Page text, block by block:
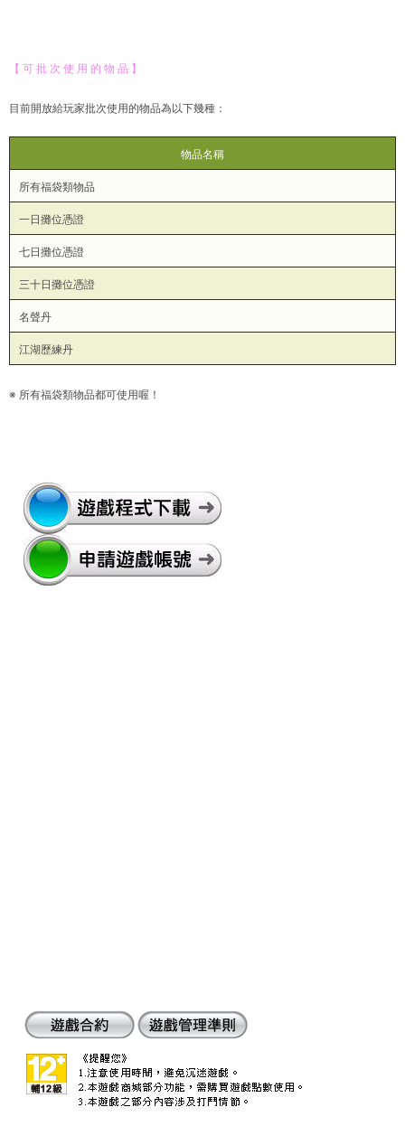
【 可 批 次 使 用 的 物 品 】
目前開放給玩家批次使用的物品為以下幾種：
物品名稱
所有福袋類物品
一日攤位憑證
七日攤位憑證
三十日攤位憑證
名聲丹
江湖歷練丹
※ 所有福袋類物品都可使用喔！